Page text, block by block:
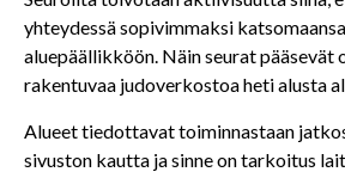
yhteydessä sopivimmaksi
aluepäällikköön. Näin seurat pääsevät
rakentuvaa judoverkostoa heti alusta
Alueet tiedottavat toiminnastaan
sivuston kautta ja sinne on tarkoitus